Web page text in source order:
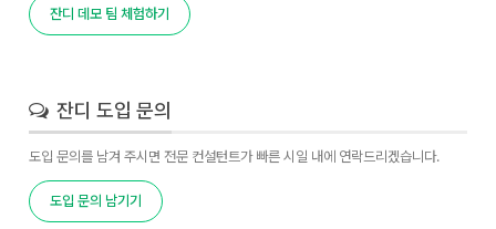
잔디 데모 팀 체험하기
잔디 도입 문의
도입 문의를 남겨 주시면 전문 컨설턴트가 빠른 시일 내에 연락드리겠습니다.
도입 문의 남기기